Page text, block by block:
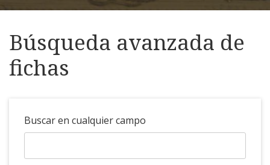
Búsqueda avanzada de
fichas
Buscar en cualquier campo